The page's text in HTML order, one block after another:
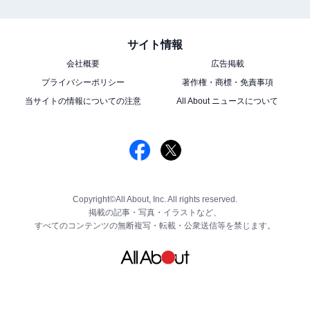
サイト情報
会社概要
広告掲載
プライバシーポリシー
著作権・商標・免責事項
当サイトの情報についての注意
All About ニュースについて
Copyright©All About, Inc. All rights reserved.
掲載の記事・写真・イラストなど、
すべてのコンテンツの無断複写・転載・公衆送信等を禁じます。